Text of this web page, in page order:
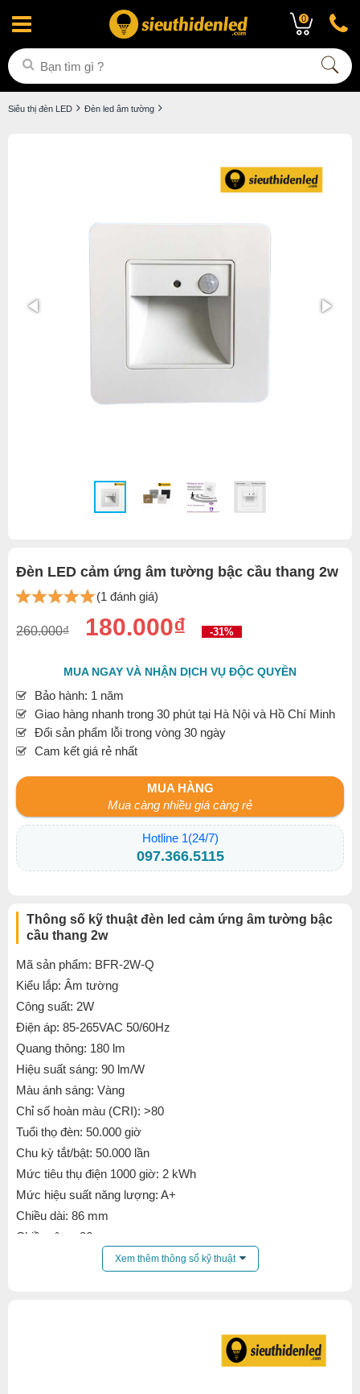
0
Siêu thị đèn LED Đèn led âm tường
Đèn LED cảm ứng âm tường bậc cầu thang 2w
(1 đánh giá)
260.000₫ 180.000₫ -31%
MUA NGAY VÀ NHẬN DỊCH VỤ ĐỘC QUYỀN
Bảo hành: 1 năm
Giao hàng nhanh trong 30 phút tại Hà Nội và Hồ Chí Minh
Đổi sản phẩm lỗi trong vòng 30 ngày
Cam kết giá rẻ nhất
MUA HÀNG
Mua càng nhiều giá càng rẻ
Hotline 1(24/7)
097.366.5115
Thông số kỹ thuật đèn led cảm ứng âm tường bậc
cầu thang 2w
Mã sản phẩm: BFR-2W-Q
Kiểu lắp: Âm tường
Công suất: 2W
Điện áp: 85-265VAC 50/60Hz
Quang thông: 180 lm
Hiệu suất sáng: 90 lm/W
Màu ánh sáng: Vàng
Chỉ số hoàn màu (CRI): >80
Tuổi thọ đèn: 50.000 giờ
Chu kỳ tắt/bật: 50.000 lần
Mức tiêu thụ điện 1000 giờ: 2 kWh
Mức hiệu suất năng lượng: A+
Chiều dài: 86 mm
Chiều rộng: 86 mm
Cảm biến chuyển độngXem thêm thông số kỹ thuật